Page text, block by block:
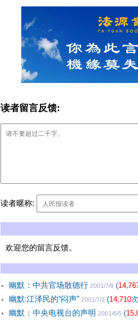
读者留言反馈:
读者暱称:
欢迎您的留言反馈。
幽默：中共官场散德行 2001/7/9 (
幽默:江泽民的“闷声” 2001/7/3 (14,710
幽默：中央电视台的声明 2001/6/5 (